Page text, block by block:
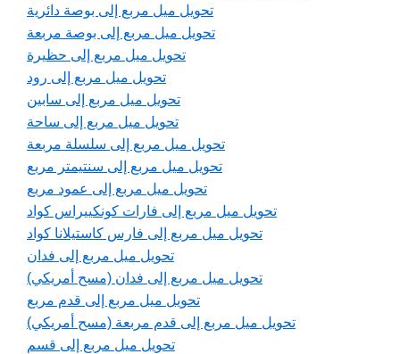
تحويل ميل مربع إلى بوصة دائرية
تحويل ميل مربع إلى بوصة مربعة
تحويل ميل مربع إلى حظيرة
تحويل ميل مربع إلى رود
تحويل ميل مربع إلى سابين
تحويل ميل مربع إلى ساحة
تحويل ميل مربع إلى سلسلة مربعة
تحويل ميل مربع إلى سنتيمتر مربع
تحويل ميل مربع إلى عمود مربع
تحويل ميل مربع إلى فارات كونكييراس كواد
تحويل ميل مربع إلى فارس كاستيلانا كواد
تحويل ميل مربع إلى فدان
تحويل ميل مربع إلى فدان (مسح أمريكي)
تحويل ميل مربع إلى قدم مربع
تحويل ميل مربع إلى قدم مربعة (مسح أمريكي)
تحويل ميل مربع إلى قسم